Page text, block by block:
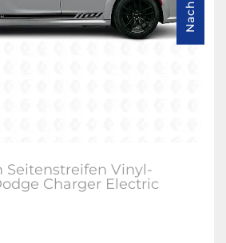
Seitenstreifen Vinyl-
Charger Electric